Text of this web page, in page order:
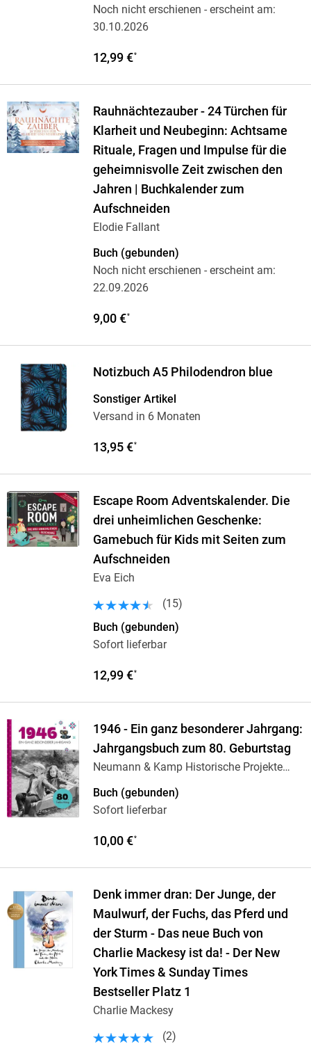
Noch nicht erschienen - erscheint am:
30.10.2026
12,99 €*
Rauhnächtezauber - 24 Türchen für
Klarheit und Neubeginn: Achtsame
Rituale, Fragen und Impulse für die
geheimnisvolle Zeit zwischen den
Jahren | Buchkalender zum
Aufschneiden
Elodie Fallant
Buch (gebunden)
Noch nicht erschienen - erscheint am:
22.09.2026
9,00 €*
Notizbuch A5 Philodendron blue
Sonstiger Artikel
Versand in 6 Monaten
13,95 €*
Escape Room Adventskalender. Die
drei unheimlichen Geschenke:
Gamebuch für Kids mit Seiten zum
Aufschneiden
Eva Eich
(15)
Buch (gebunden)
Sofort lieferbar
12,99 €*
1946 - Ein ganz besonderer Jahrgang:
Jahrgangsbuch zum 80. Geburtstag
Neumann & Kamp Historische Projekte
Buch (gebunden)
Sofort lieferbar
10,00 €*
Denk immer dran: Der Junge, der
Maulwurf, der Fuchs, das Pferd und
der Sturm - Das neue Buch von
Charlie Mackesy ist da! - Der New
York Times & Sunday Times
Bestseller Platz 1
Charlie Mackesy
(2)